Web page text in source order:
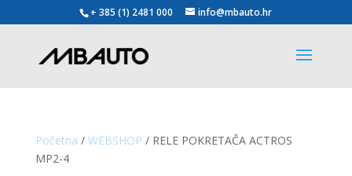
+ 385 (1) 2481 000 info@mbauto.hr
Početna / WEBSHOP / RELE POKRETAČA ACTROS
MP2-4